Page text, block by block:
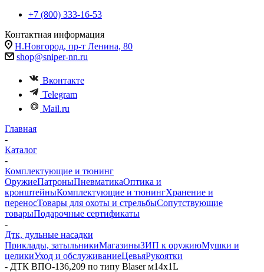
+7 (800) 333-16-53
Контактная информация
Н.Новгород, пр-т Ленина, 80
shop@sniper-nn.ru
Вконтакте
Telegram
Mail.ru
Главная
-
Каталог
-
Комплектующие и тюнинг
ОружиеПатроныПневматикаОптика и
кронштейныКомплектующие и тюнингХранение и
переносТовары для охоты и стрельбыСопутствующие
товарыПодарочные сертификаты
-
Дтк, дульные насадки
Приклады, затыльникиМагазиныЗИП к оружиюМушки и
целикиУход и обслуживаниеЦевьяРукоятки
- ДТК ВПО-136,209 по типу Blaser м14х1L